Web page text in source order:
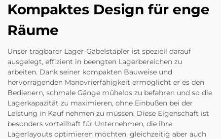
Kompaktes Design für enge
Räume
Unser tragbarer Lager-Gabelstapler ist speziell darauf
ausgelegt, effizient in beengten Lagerbereichen zu
arbeiten. Dank seiner kompakten Bauweise und
hervorragenden Manövrierfähigkeit ermöglicht er es den
Bedienern, schmale Gänge mühelos zu befahren und so die
Lagerkapazität zu maximieren, ohne Einbußen bei der
Leistung in Kauf nehmen zu müssen. Diese Eigenschaft ist
besonders vorteilhaft für Unternehmen, die ihre
Lagerlayouts optimieren möchten, gleichzeitig aber auch